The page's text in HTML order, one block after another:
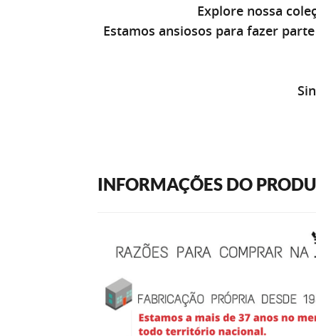
Explore nossa
Estamos ansiosos para fazer
INFORMAÇÕES DO